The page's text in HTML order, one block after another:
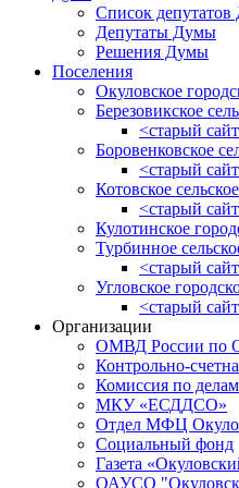
Список
Депутаты Думы
Решения Думы
Поселения
Окуловское
Березовикское
<старый
Боровенковское
<старый
Котовское
<старый
Кулотинское
Турбинное
<старый
Угловское
<старый
Организации
ОМВД России по
Контрольно-
Комиссия по
МКУ «ЕСДДСО»
Отдел МФЦ
Социальный фонд
Газета
ОАУСО